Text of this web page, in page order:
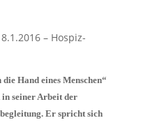
– Hospiz-
Hand eines Menschen“
seiner Arbeit der
Er spricht sich